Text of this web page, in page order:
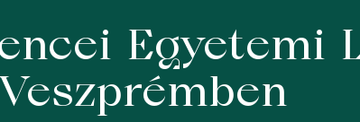
Egyetemi